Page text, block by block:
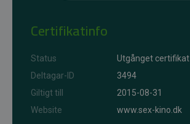
Certifikatinfo
Status
Utgånget certifikat
Deltagar-ID
3494
Giltigt till
2015-08-31
Website
www.sex-kino.dk